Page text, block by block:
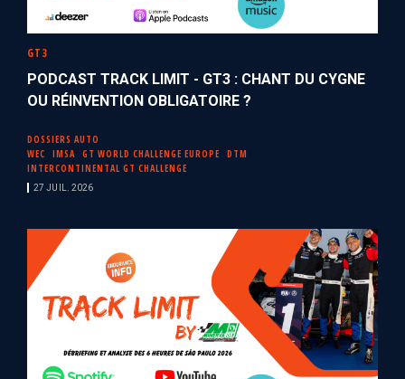
GT3
PODCAST TRACK LIMIT - GT3 : CHANT DU CYGNE
OU RÉINVENTION OBLIGATOIRE ?
DOSSIERS AUTO
WEC
IMSA GT WORLD CHALLENGE EUROPE
DTM
INTERCONTINENTAL GT CHALLENGE
27 JUIL. 2026